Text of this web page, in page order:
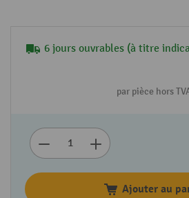
6 jours ouvrables (à titre
par pièce hors
Ajouter au